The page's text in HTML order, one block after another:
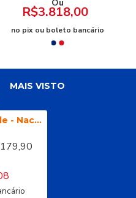
Ou
R$3.818,00
no pix ou boleto bancário
MAIS VISTO
Luminária Chão Jade - Nacional